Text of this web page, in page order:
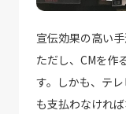
宣伝効果の高い
ただし、CMを作
す。しかも、テ
も支払わなけれ